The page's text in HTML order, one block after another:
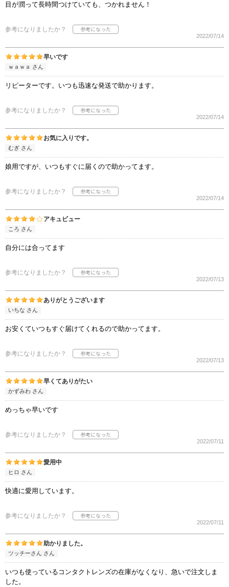
目が潤って長時間つけていても、つかれません！
参考になりましたか？
2022/07/14
早いです
ｗａｗａ さん
リピーターです。いつも迅速な発送で助かります。
参考になりましたか？
2022/07/14
お気に入りです。
むぎ さん
娘用ですが、いつもすぐに届くので助かってます。
参考になりましたか？
2022/07/14
アキュビュー
ころ さん
自分には合ってます
参考になりましたか？
2022/07/13
ありがとうございます
いちな さん
お安くていつもすぐ届けてくれるので助かってます。
参考になりましたか？
2022/07/13
早くてありがたい
かずみわ さん
めっちゃ早いです
参考になりましたか？
2022/07/11
愛用中
ヒロ さん
快適に愛用しています。
参考になりましたか？
2022/07/11
助かりました。
ツッチーさん さん
いつも使っているコンタクトレンズの在庫がなくなり、急いで注文しま
した。